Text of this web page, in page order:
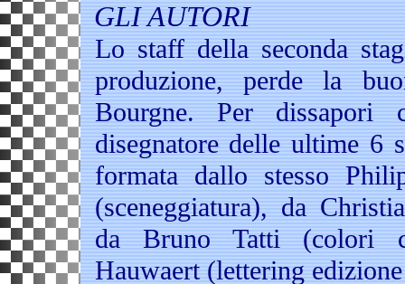
GLI AUTORI
Lo staff della seconda
produzione, perde la
Bourgne. Per
disegnatore delle ultime 6
formata dallo stesso
(sceneggiatura), da
da Bruno Tatti (colori
Hauwaert (lettering